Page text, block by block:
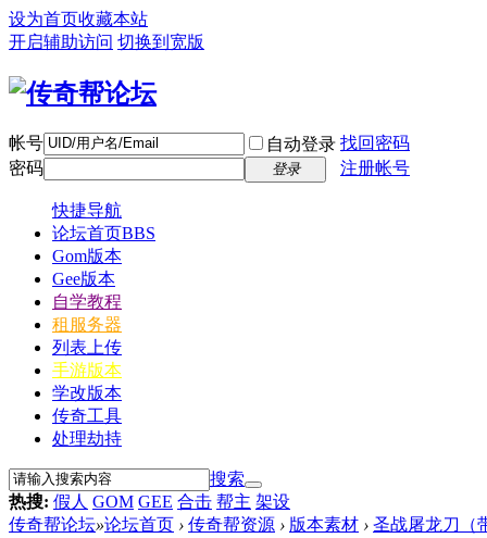
设为首页收藏本站
开启辅助访问 切换到宽版
帐号 自动登录 找回密码
密码
登录 注册帐号
快捷导航
论坛首页BBS
Gom版本
Gee版本
自学教程
租服务器
列表上传
手游版本
学改版本
传奇工具
处理劫持
搜索
热搜: 假人 GOM GEE 合击 帮主 架设
传奇帮论坛»论坛首页 › 传奇帮资源 › 版本素材 › 圣战屠龙刀（